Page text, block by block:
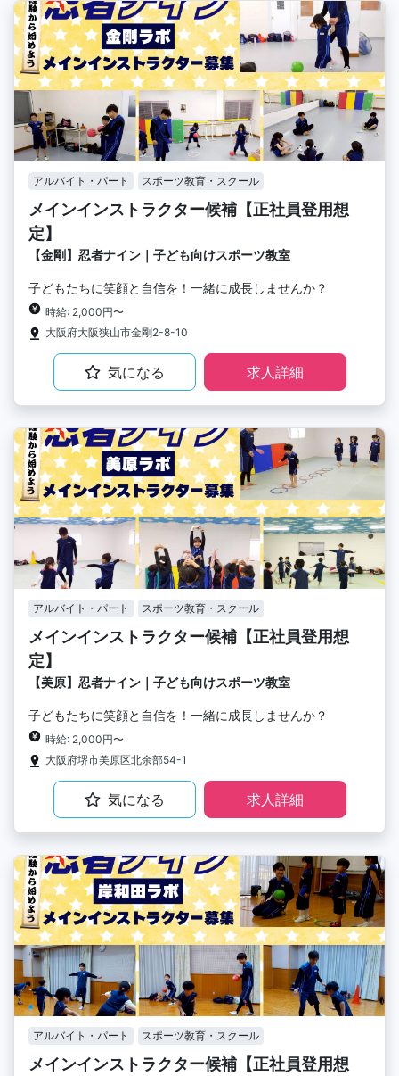
アルバイト・パート スポーツ教育・スクール
メインインストラクター候補【正社員登用想
定】
【金剛】忍者ナイン｜子ども向けスポーツ教室
子どもたちに笑顔と自信を！一緒に成長しませんか？
時給: 2,000円〜
大阪府大阪狭山市金剛2-8-10
気になる 求人詳細
アルバイト・パート スポーツ教育・スクール
メインインストラクター候補【正社員登用想
定】
【美原】忍者ナイン｜子ども向けスポーツ教室
子どもたちに笑顔と自信を！一緒に成長しませんか？
時給: 2,000円〜
大阪府堺市美原区北余部54-1
気になる 求人詳細
アルバイト・パート スポーツ教育・スクール
メインインストラクター候補【正社員登用想